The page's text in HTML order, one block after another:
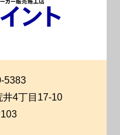
5383
井4丁目17-10